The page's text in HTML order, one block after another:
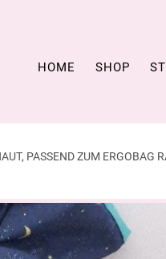
HOME SHOP
PASSEND ZUM ERGOBAG